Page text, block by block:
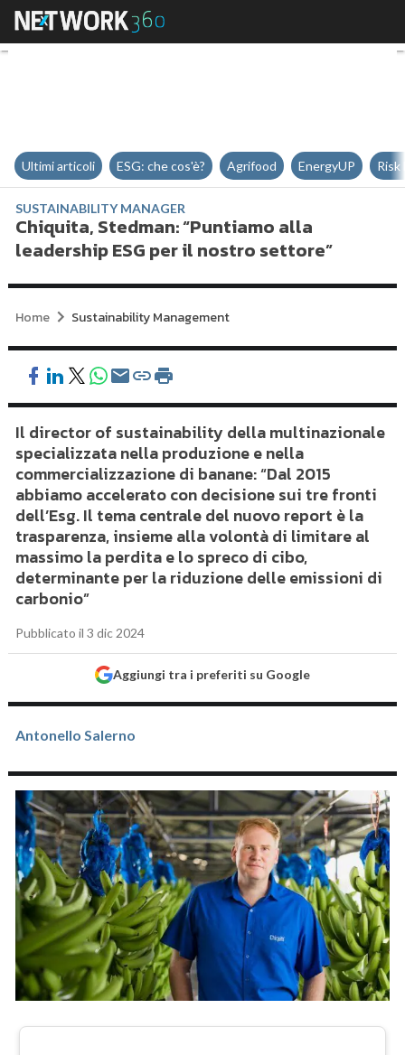
Chiquita, Stedman: “Puntiamo
Ultimi articoli ESG: che cos'è? Agrifood EnergyUP Risk
SUSTAINABILITY MANAGER
Chiquita, Stedman: “Puntiamo alla
leadership ESG per il nostro settore”
Home Sustainability Management
Il director of sustainability della multinazionale
specializzata nella produzione e nella
commercializzazione di banane: “Dal 2015
abbiamo accelerato con decisione sui tre fronti
dell’Esg. Il tema centrale del nuovo report è la
trasparenza, insieme alla volontà di limitare al
massimo la perdita e lo spreco di cibo,
determinante per la riduzione delle emissioni di
carbonio”
Pubblicato il 3 dic 2024
Aggiungi tra i preferiti su Google
Antonello Salerno